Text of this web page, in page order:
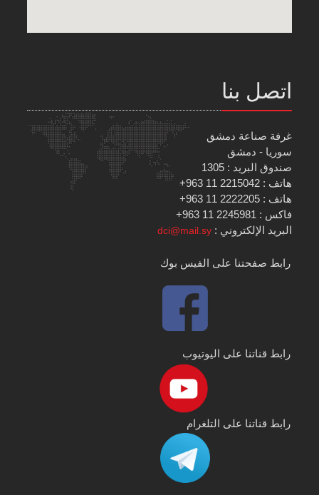
اتصل بنا
غرفة صناعة دمشق
سوريا - دمشق
صندوق البريد : 1305
هاتف : 2215042 11 963+
هاتف : 2222205 11 963+
فاكس : 2245981 11 963+
البريد الإلكتروني :dci@mail.sy
رابط صفحتنا على الفيس بوك
رابط قناتنا على اليوتيوب
رابط قناتنا على التلغرام